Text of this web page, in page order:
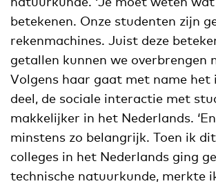
betekenen. Onze studenten zijn
rekenmachines. Juist deze
getallen kunnen we overbrengen
Volgens haar gaat met name het
deel, de sociale interactie met
makkelijker in het Nederlands.
minstens zo belangrijk. Toen ik
colleges in het Nederlands ging
technische natuurkunde, merkte